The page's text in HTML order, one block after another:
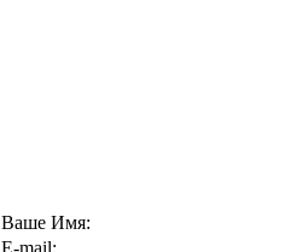
Ваше Имя: